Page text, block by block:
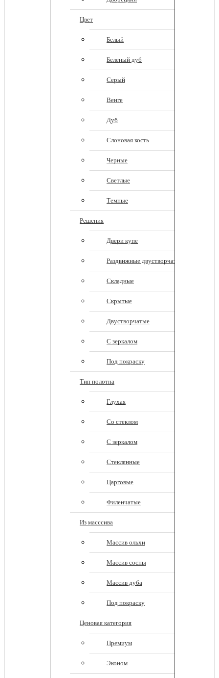
Цвет
Белый
Беленый дуб
Серый
Венге
Дуб
Слоновая кость
Черные
Светлые
Темные
Решения
Двери купе
Раздвижные двустворчатые
Складные
Скрытые
Двустворчатые
С зеркалом
Под покраску
Тип полотна
Глухая
Со стеклом
С зеркалом
Стеклянные
Царговые
Филенчатые
Из масссива
Массив ольхи
Массив сосны
Массив дуба
Под покраску
Ценовая категория
Премиум
Эконом